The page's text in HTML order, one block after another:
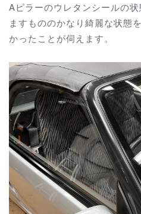
Aピラーのウレタンシールの
ますもののかなり綺麗な状態
かったことが伺えます。